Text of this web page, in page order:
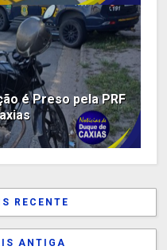
é Preso pela PRF
RECENTE
ANTIGA